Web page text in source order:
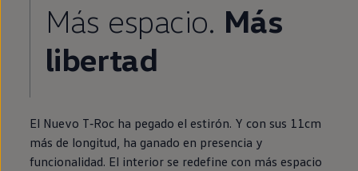
Más espacio. Más
libertad
El Nuevo T‑Roc ha pegado el estirón. Y con sus 11cm
más de longitud, ha ganado en presencia y
funcionalidad. El interior se redefine con más espacio